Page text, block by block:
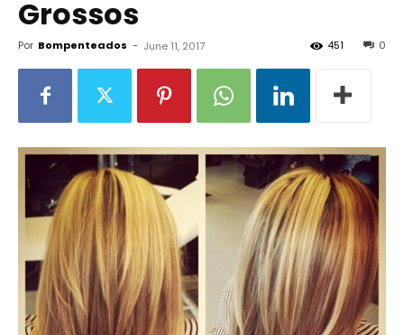
Grossos
Por Bompenteados - June 11, 2017 0
451